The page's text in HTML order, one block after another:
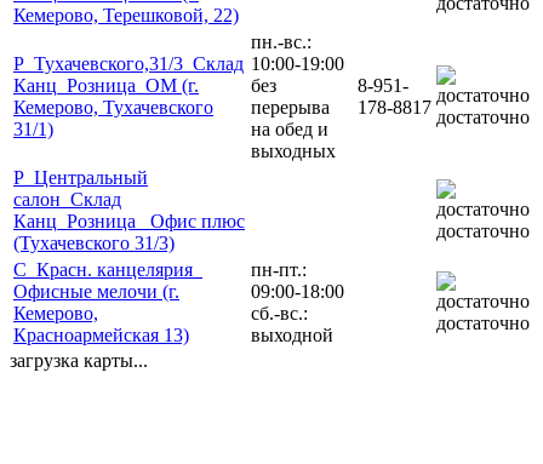
Кемерово, Терешковой, 22)
Р_Тухачевского,31/3_Склад
Канц_Розница_ОМ (г.
Кемерово, Тухачевского
31/1)
пн.-вс.:
10:00-19:00
без
перерыва
на обед и
выходных
8-951-
178-8817 достаточно
Р_Центральный
салон_Склад
Канц_Розница_ Офис плюс
(Тухачевского 31/3)
достаточно
С_Красн. канцелярия_
Офисные мелочи (г.
Кемерово,
Красноармейская 13)
пн-пт.:
09:00-18:00
сб.-вс.:
выходной
достаточно
загрузка карты...